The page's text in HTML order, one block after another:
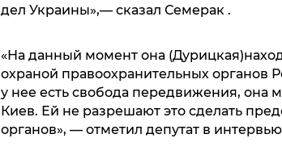
дел Украины»,— сказал Семерак .
«На данный момент она
охраной правоохранительных
у нее есть свобода передвижения, она
Киев. Ей не разрешают это сделать
органов», — отметил депутат в